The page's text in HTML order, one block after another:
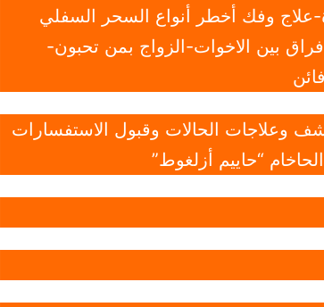
علاج وفك أخطر أنواع السحر السفلي
بين الاخوات-الزواج بمن تحبون-
وعلاجات الحالات وقبول الاستفسارات
“حاييم أزلغوط”